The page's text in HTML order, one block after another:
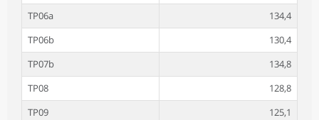
TP06a
134,4
TP06b
130,4
TP07b
134,8
TP08
128,8
TP09
125,1